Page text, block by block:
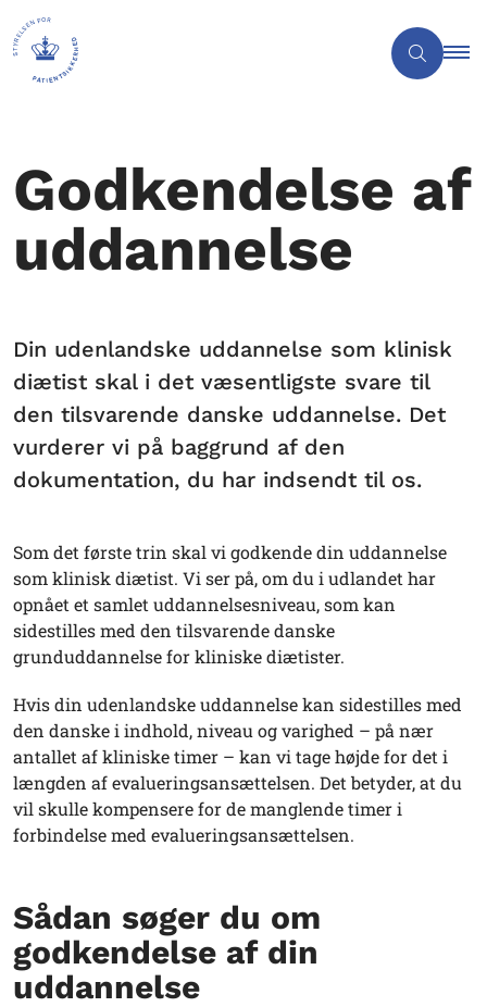
Godkendelse af
uddannelse
Din udenlandske uddannelse som klinisk
diætist skal i det væsentligste svare til
den tilsvarende danske uddannelse. Det
vurderer vi på baggrund af den
dokumentation, du har indsendt til os.
Som det første trin skal vi godkende din uddannelse
som klinisk diætist. Vi ser på, om du i udlandet har
opnået et samlet uddannelsesniveau, som kan
sidestilles med den tilsvarende danske
grunduddannelse for kliniske diætister.
Hvis din udenlandske uddannelse kan sidestilles med
den danske i indhold, niveau og varighed – på nær
antallet af kliniske timer – kan vi tage højde for det i
længden af evalueringsansættelsen. Det betyder, at du
vil skulle kompensere for de manglende timer i
forbindelse med evalueringsansættelsen.
Sådan søger du om
godkendelse af din
uddannelse